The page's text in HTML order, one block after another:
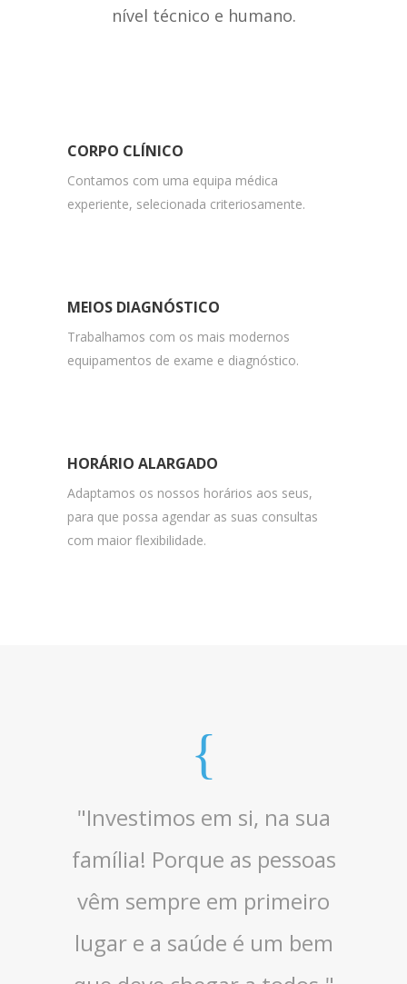
nível técnico e humano.
CORPO CLÍNICO
Contamos com uma equipa médica
experiente, selecionada criteriosamente.
MEIOS DIAGNÓSTICO
Trabalhamos com os mais modernos
equipamentos de exame e diagnóstico.
HORÁRIO ALARGADO
Adaptamos os nossos horários aos seus,
para que possa agendar as suas consultas
com maior flexibilidade.
"Investimos em si, na sua
família! Porque as pessoas
vêm sempre em primeiro
lugar e a saúde é um bem